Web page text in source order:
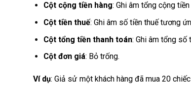
Cột cộng tiền hàng: Ghi âm tổng cộng
Cột tiền thuế: Ghi âm số tiền thuế tương
Cột tổng tiền thanh toán: Ghi âm tổng số
Cột đơn giá: Bỏ trống.
Ví dụ: Giả sử một khách hàng đã mua 20